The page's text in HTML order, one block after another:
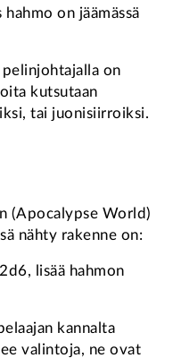
on jäämässä
on
kutsutaan
tai juonisiirroiksi.
(Apocalypse World)
nähty rakenne on:
lisää hahmon
kannalta
valintoja, ne ovat